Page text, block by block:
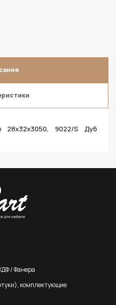
9022/S Дуб
/ Фанера
комплектующие